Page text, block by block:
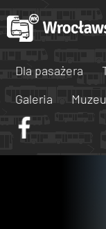
Dla pasażera
Galeria